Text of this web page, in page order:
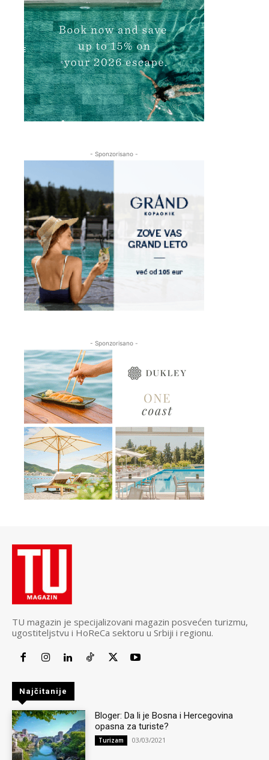
- Sponzorisano -
- Sponzorisano -
TU magazin je specijalizovani magazin posvećen turizmu,
ugostiteljstvu i HoReCa sektoru u Srbiji i regionu.
Najčitanije
Bloger: Da li je Bosna i Hercegovina
opasna za turiste?
Turizam 03/03/2021